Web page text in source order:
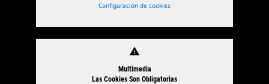
Configuración de cookies
warning
Multimedia
Las Cookies Son Obligatorias